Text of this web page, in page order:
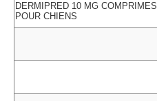
DERMIPRED 10 MG COMPRIMES
POUR CHIENS